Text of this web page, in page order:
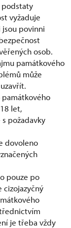
podstaty
vyžaduje
povinni
osob.
památkového
může
let,
požadavky
dovoleno
pouze po
cizojazyčný
je třeba vždy